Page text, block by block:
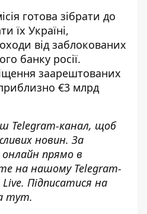
готова зібрати до
їх Україні,
від заблокованих
банку росії.
заарештованих
€3 млрд
Telegram-канал, щоб
новин. За
прямо в
на нашому Telegram-
. Підписатися на
тут.